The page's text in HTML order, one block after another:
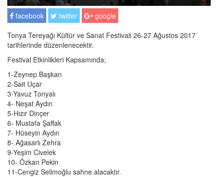
facebook
twitter
google
Tonya Tereyağı Kültür ve Sanat Festivali 26-27 Ağustos 2017
tarihlerinde düzenlenecektir.
Festival Etkinlikleri Kapsamında;
1-Zeynep Başkan
2-Sait Uçar
3-Yavuz Tonyalı
4- Neşat Aydın
5-Hızır Dinçer
6- Mustafa Şaffak
7- Hüseyin Aydın
8- Ağasarlı Zehra
9-Yeşim Civelek
10- Özkan Pekin
11-Cengiz Selimoğlu sahne alacaktır.